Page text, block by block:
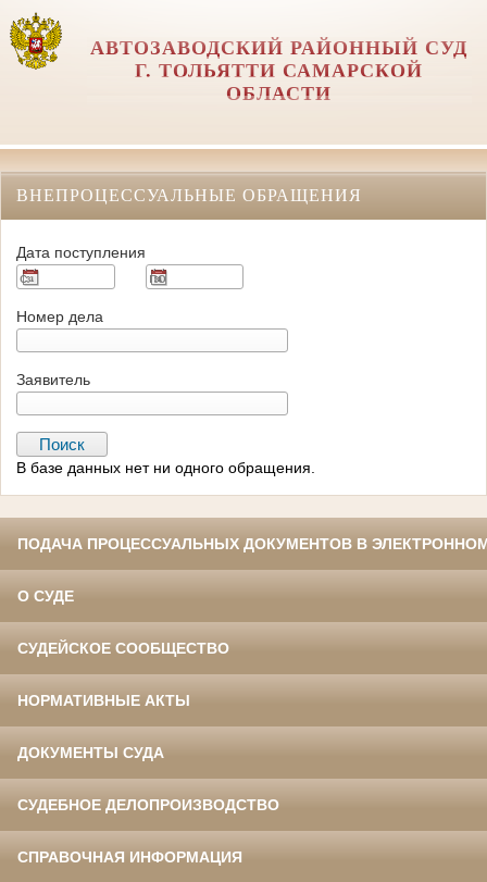
АВТОЗАВОДСКИЙ РАЙОННЫЙ СУД
Г. ТОЛЬЯТТИ САМАРСКОЙ
ОБЛАСТИ
ВНЕПРОЦЕССУАЛЬНЫЕ ОБРАЩЕНИЯ
Дата поступления
Номер дела
Заявитель
В базе данных нет ни одного обращения.
ПОДАЧА ПРОЦЕССУАЛЬНЫХ ДОКУМЕНТОВ В
О СУДЕ
СУДЕЙСКОЕ СООБЩЕСТВО
НОРМАТИВНЫЕ АКТЫ
ДОКУМЕНТЫ СУДА
СУДЕБНОЕ ДЕЛОПРОИЗВОДСТВО
СПРАВОЧНАЯ ИНФОРМАЦИЯ